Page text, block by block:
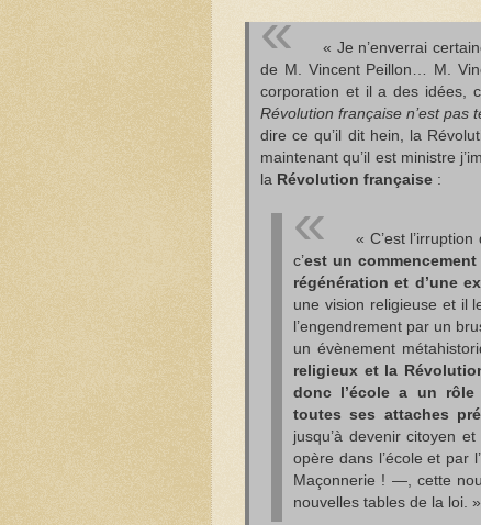
« Je n’enverrai
de M. Vincent Peillon… M.
corporation et il a des idées,
Révolution française n’est pas
dire ce qu’il dit hein, la
maintenant qu’il est ministre
la Révolution française :
« C’est
c’est un
régénération et d’une
une vision religieuse et il
l’engendrement par un
un évènement
religieux et la
donc l’école a un rôle
toutes ses attaches
jusqu’à devenir citoyen
opère dans l’école et par
Maçonnerie ! —, cette
nouvelles tables de la loi. »